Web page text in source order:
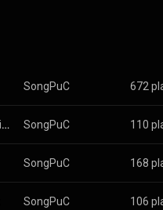
SongPuC 672
カリビアンサンライズ - Caribbean Sunsise SongPuC 110
SongPuC 168
SongPuC 106